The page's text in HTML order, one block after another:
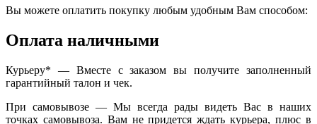
Вы можете оплатить покупку любым удобным Вам способом:
Оплата наличными
Курьеру* — Вместе с заказом вы получите заполненный
гарантийный талон и чек.
При самовывозе — Мы всегда рады видеть Вас в наших
точках самовывоза. Вам не придется ждать курьера, плюс в